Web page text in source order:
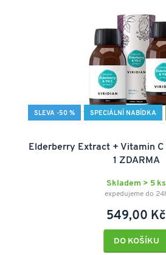
SLEVA -50 % SPECIÁLNÍ NABÍDKA
Elderberry Extract + Vitamin C
1 ZDARMA
Skladem > 5 ks
expedujeme do
549,00 Kč
DO KOŠÍKU